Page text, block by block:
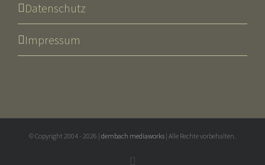
Datenschutz
Impressum
© Copyright 2004 - 2026 | dembach mediaworks | Alle Rechte vorbehalten.